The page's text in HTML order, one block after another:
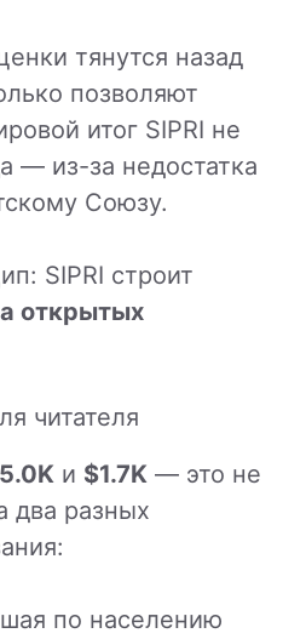
тянутся назад
позволяют
итог SIPRI не
— из-за недостатка
Союзу.
SIPRI строит
открытых
читателя
и $1.7K — это не
два разных
по населению